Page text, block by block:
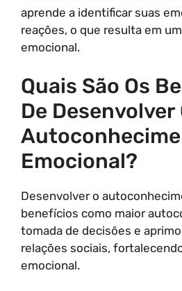
aprende a identificar suas
reações, o que resulta em
emocional.
Quais São Os
De Desenvolver
Emocional?
Desenvolver o
benefícios como maior
tomada de decisões e
relações sociais,
emocional.